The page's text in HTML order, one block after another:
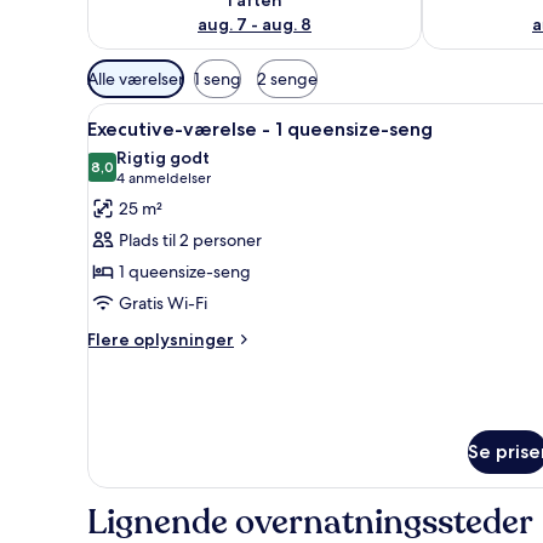
aug. 7 - aug. 8
Tilgængelige
filtre
for
værelser
Alle værelser 1 seng 2 senge
Indlæs
alle
billeder
af
Executive-
værelse
-
1
queensize-
Executive-værelse - 1
12
Executive-værelse - 1 queensize-seng
8,08,0 ud af 10
Rigtig godt
4 anmeldelser
(4
anmeldelser)
25 m²
Plads til 2 personer
1 queensize-seng
Gratis Wi-Fi
Flere oplysninger
Flere
1
queensize-
seng
Se
Lignende overnatningssteder